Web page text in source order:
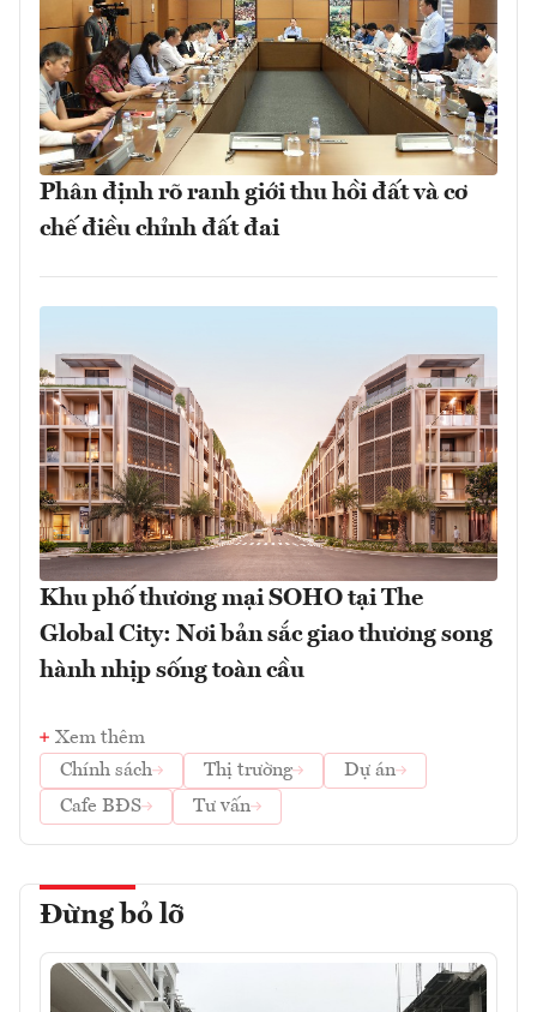
Phân định rõ ranh giới thu hồi đất và cơ
chế điều chỉnh đất đai
Khu phố thương mại SOHO tại The
Global City: Nơi bản sắc giao thương song
hành nhịp sống toàn cầu
Xem thêm
Chính sách
Thị trường
Dự án
Cafe BĐS
Tư vấn
Đừng bỏ lỡ